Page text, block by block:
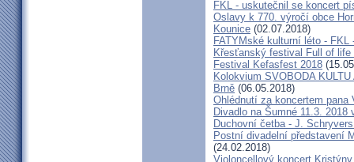
FKL - uskutečnil se koncert
Oslavy k 770. výročí obce
Kounice (02.07.2018)
FATYMské kulturní léto - FKL
Křesťanský festival Full of life
Festival Kefasfest 2018
Kolokvium SVOBODA
Brně (06.05.2018)
Ohlédnutí za koncertem pana
Divadlo na Šumné 11.3. 2018
Duchovní četba - J.
Postní divadelní představení
(24.02.2018)
Violoncellový koncert